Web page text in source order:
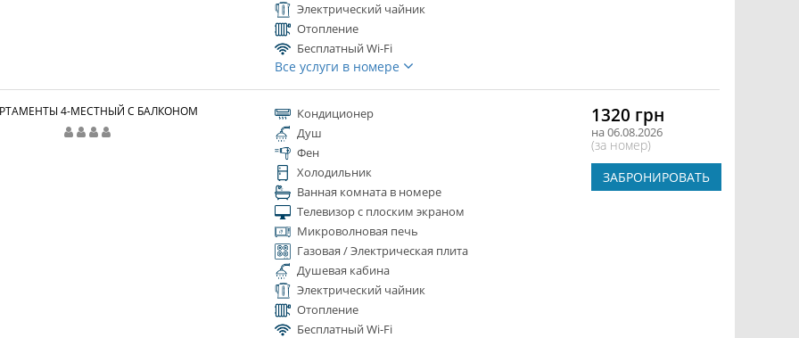
Электрический чайник
Отопление
Бесплатный Wi-Fi
Все услуги в номере
4-МЕСТНЫЙ С БАЛКОНОМ
Кондиционер
Душ
Фен
Холодильник
Ванная комната в номере
Телевизор с плоским экраном
Микроволновая печь
Газовая / Электрическая плита
Душевая кабина
Электрический чайник
Отопление
Бесплатный Wi-Fi
1320 грн
на 06.08.2026
(за номер)
ЗАБРОНИРОВАТЬ